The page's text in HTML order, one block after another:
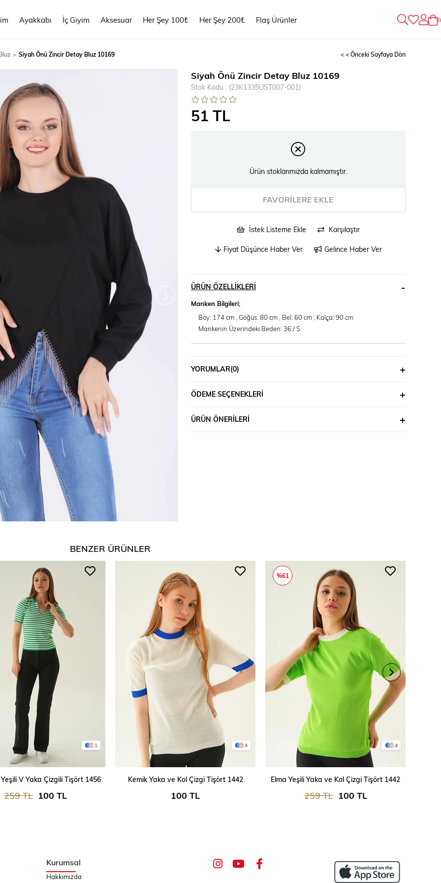
Ayakkabı İç Giyim Aksesuar Her Şey 100₺ Her Şey 200₺ Flaş Ürünler 0
Siyah Önü Zincir Detay Bluz 10169 < < Önceki Sayfaya Dön
Siyah Önü Zincir Detay Bluz 10169
Stok Kodu (23K1335UST007-001)
51 TL
Ürün stoklarımızda kalmamıştır.
FAVORILERE EKLE
İstek Listeme Ekle Karşılaştır
Fiyat Düşünce Haber Ver Gelince Haber Ver
ÜRÜN ÖZELLIKLERI
Manken Bilgileri;
Boy: 174 cm , Göğüs: 80 cm , Bel: 60 cm , Kalça: 90 cm
Mankenin Üzerindeki Beden: 36 / S
YORUMLAR(0)
ÖDEME SEÇENEKLERI
ÜRÜN ÖNERILERI
BENZER ÜRÜNLER
1
SEPETE EKLE
V Yaka Çizgili Tişört 1456
100 TL
259 TL
4
SEPETE EKLE
Kemik Yaka ve Kol Çizgi Tişört 1442
100 TL
4
SEPETE EKLE
Elma Yeşili Yaka ve Kol Çizgi Tişört 1442
100 TL
259 TL
%61
Kurumsal
Hakkımızda